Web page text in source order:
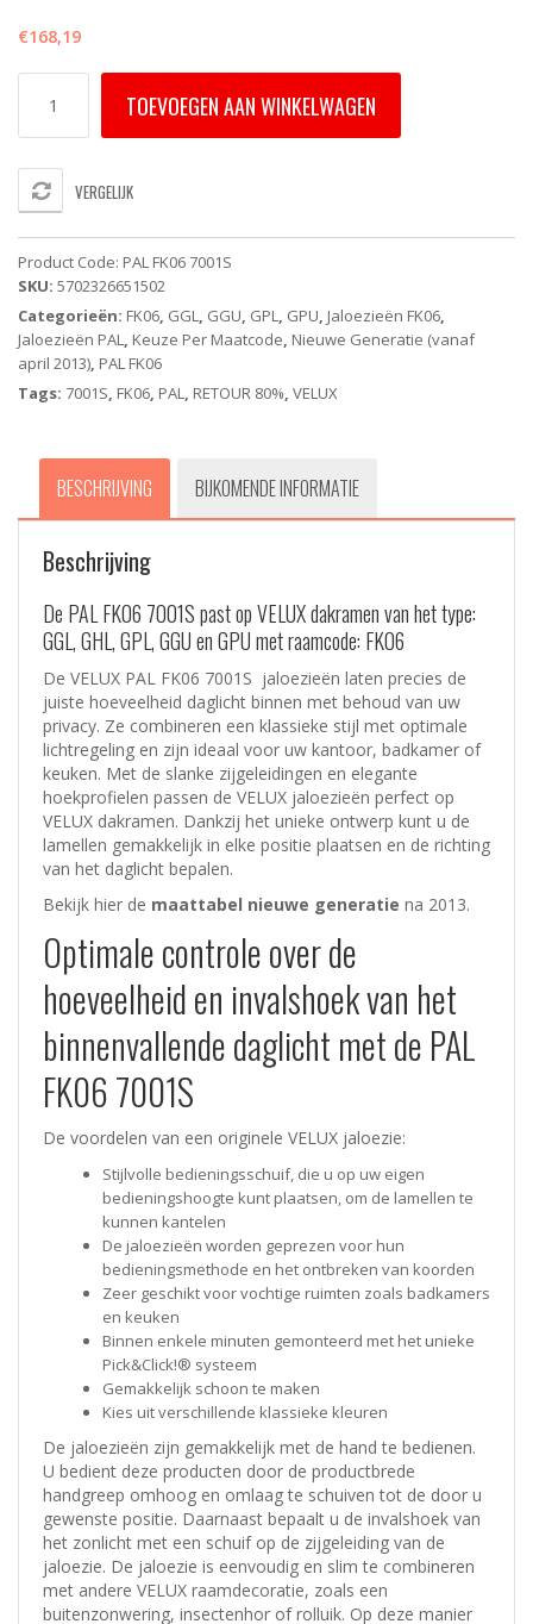
€168,19
FK06
jaloezie
handbediend
aantal
TOEVOEGEN AAN WINKELWAGEN
VERGELIJK
Product Code: PAL FK06 7001S
SKU: 5702326651502
Categorieën: FK06, GGL, GGU, GPL, GPU, Jaloezieën FK06,
Jaloezieën PAL, Keuze Per Maatcode, Nieuwe Generatie (vanaf
april 2013), PAL FK06
Tags: 7001S, FK06, PAL, RETOUR 80%, VELUX
BESCHRIJVING BIJKOMENDE INFORMATIE
Beschrijving
De PAL FK06 7001S past op VELUX dakramen van het type:
GGL, GHL, GPL, GGU en GPU met raamcode: FK06
De VELUX PAL FK06 7001S jaloezieën laten precies de
juiste hoeveelheid daglicht binnen met behoud van uw
privacy. Ze combineren een klassieke stijl met optimale
lichtregeling en zijn ideaal voor uw kantoor, badkamer of
keuken. Met de slanke zijgeleidingen en elegante
hoekprofielen passen de VELUX jaloezieën perfect op
VELUX dakramen. Dankzij het unieke ontwerp kunt u de
lamellen gemakkelijk in elke positie plaatsen en de richting
van het daglicht bepalen.
Bekijk hier de maattabel nieuwe generatie na 2013.
Optimale controle over de
hoeveelheid en invalshoek van het
binnenvallende daglicht met de PAL
FK06 7001S
De voordelen van een originele VELUX jaloezie:
Stijlvolle bedieningsschuif, die u op uw eigen
bedieningshoogte kunt plaatsen, om de lamellen te
kunnen kantelen
De jaloezieën worden geprezen voor hun
bedieningsmethode en het ontbreken van koorden
Zeer geschikt voor vochtige ruimten zoals badkamers
en keuken
Binnen enkele minuten gemonteerd met het unieke
Pick&Click!® systeem
Gemakkelijk schoon te maken
Kies uit verschillende klassieke kleuren
De jaloezieën zijn gemakkelijk met de hand te bedienen.
U bedient deze producten door de productbrede
handgreep omhoog en omlaag te schuiven tot de door u
gewenste positie. Daarnaast bepaalt u de invalshoek van
het zonlicht met een schuif op de zijgeleiding van de
jaloezie. De jaloezie is eenvoudig en slim te combineren
met andere VELUX raamdecoratie, zoals een
buitenzonwering, insectenhor of rolluik. Op deze manier